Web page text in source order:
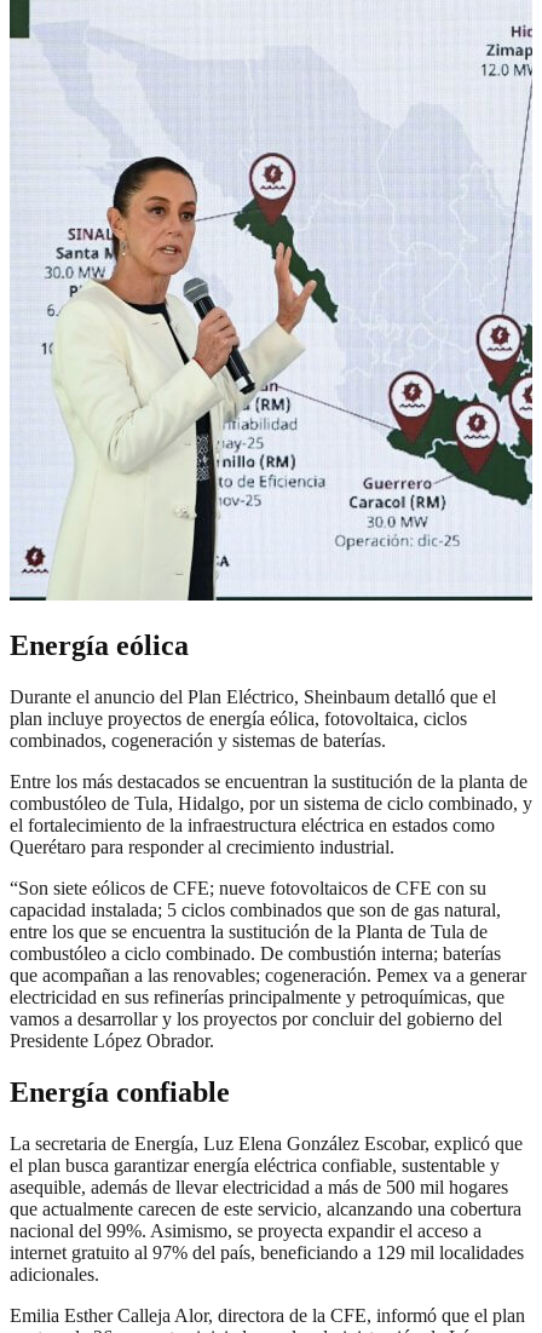
Energía eólica
Durante el anuncio del Plan Eléctrico, Sheinbaum detalló que el
plan incluye proyectos de energía eólica, fotovoltaica, ciclos
combinados, cogeneración y sistemas de baterías.
Entre los más destacados se encuentran la sustitución de la planta de
combustóleo de Tula, Hidalgo, por un sistema de ciclo combinado, y
el fortalecimiento de la infraestructura eléctrica en estados como
Querétaro para responder al crecimiento industrial.
“Son siete eólicos de CFE; nueve fotovoltaicos de CFE con su
capacidad instalada; 5 ciclos combinados que son de gas natural,
entre los que se encuentra la sustitución de la Planta de Tula de
combustóleo a ciclo combinado. De combustión interna; baterías
que acompañan a las renovables; cogeneración. Pemex va a generar
electricidad en sus refinerías principalmente y petroquímicas, que
vamos a desarrollar y los proyectos por concluir del gobierno del
Presidente López Obrador.
Energía confiable
La secretaria de Energía, Luz Elena González Escobar, explicó que
el plan busca garantizar energía eléctrica confiable, sustentable y
asequible, además de llevar electricidad a más de 500 mil hogares
que actualmente carecen de este servicio, alcanzando una cobertura
nacional del 99%. Asimismo, se proyecta expandir el acceso a
internet gratuito al 97% del país, beneficiando a 129 mil localidades
adicionales.
Emilia Esther Calleja Alor, directora de la CFE, informó que el plan